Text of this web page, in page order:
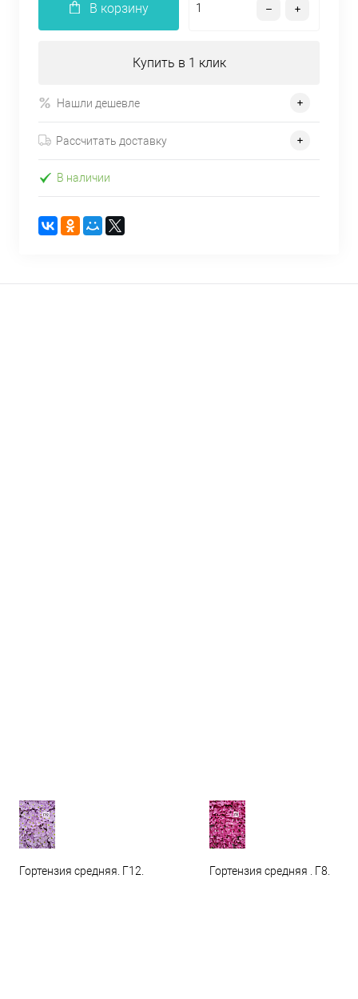
В корзину
Купить в 1 клик
Нашли дешевле
Рассчитать доставку
В наличии
Гортензия средняя. Г12. Гортензия средняя . Г8.